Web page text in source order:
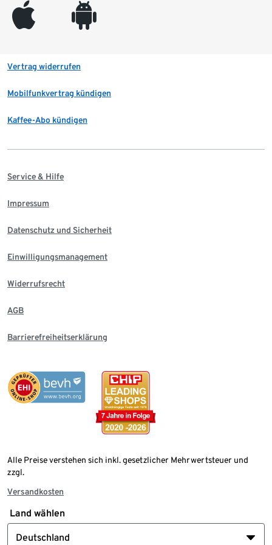
appleinc android
Vertrag widerrufen
Mobilfunkvertrag kündigen
Kaffee-Abo kündigen
Service & Hilfe
Impressum
Datenschutz und Sicherheit
Einwilligungsmanagement
Widerrufsrecht
AGB
Barrierefreiheitserklärung
Alle Preise verstehen sich inkl. gesetzlicher Mehrwertsteuer und
zzgl.
Versandkosten
Land wählen
Deutschland